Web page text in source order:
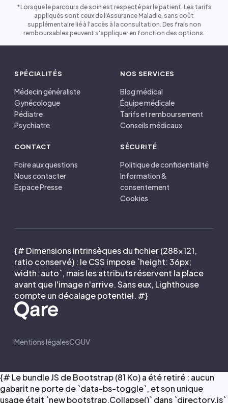
*Lorsque le parcours de soin est respecté par le patient. Les tarifs
appliqués sont ceux de l'Assurance Maladie, sans coût
supplémentaire lié à l'accès à la consultation. Des frais non
remboursables peuvent s'appliquer en fonction des options.
SPÉCIALITÉS
Médecin généraliste
Gynécologue
Pédiatre
Psychiatre
NOS SERVICES
Blog médical
Équipe médicale
Tarifs et remboursement
Conseils médicaux
CONTACT
Foire aux questions
Nous contacter
Espace Presse
SÉCURITÉ
Politique de confidentialité
Information &
consentement
Cookies
{# Dimensions intrinsèques du fichier (288×121,
ratio conservé) : le CSS impose `height: 36px;
width: auto`, mais les attributs réservent la place
avant que l'image n'arrive. Sans eux, Lighthouse
compte un décalage potentiel. #}
Mentions légalesCGUV
{# Le bundle JS de Bootstrap (81 Ko) a été retiré : aucun
gabarit ne porte de `data-bs-toggle`, et son unique
usage était `new bootstrap.Collapse()` dans `directory.js`